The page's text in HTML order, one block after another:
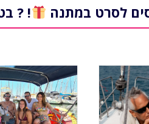
לסרט במתנה ! ?